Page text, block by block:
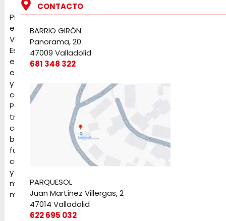
Pirotecnia
en
Valladolid.
Especialistas
en
eventos
y
celebraciones.
Petardos,
tracas,
cochetes,
baterías,
fuentes,
candelas
y
mucho
más
CONTACTO
BARRIO GIRÓN
Panorama, 20
47009 Valladolid
681 348 322
PARQUESOL
Juan Martínez Villergas, 2
47014 Valladolid
622 695 032